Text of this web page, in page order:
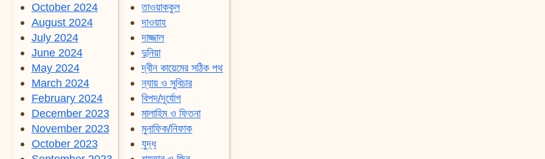
October 2024
August 2024
July 2024
June 2024
May 2024
March 2024
February 2024
December 2023
November 2023
October 2023
তাওয়াককুল
দাওয়াহ
দাজ্জাল
দুনিয়া
দ্বীন কায়েমের সঠিক পথ
ন্যায় ও সুবিচার
বিপদ/দূর্যোগ
মালাহিম ও ফিতনা
মুনাফিক/নিফাক
যুদ্ধ